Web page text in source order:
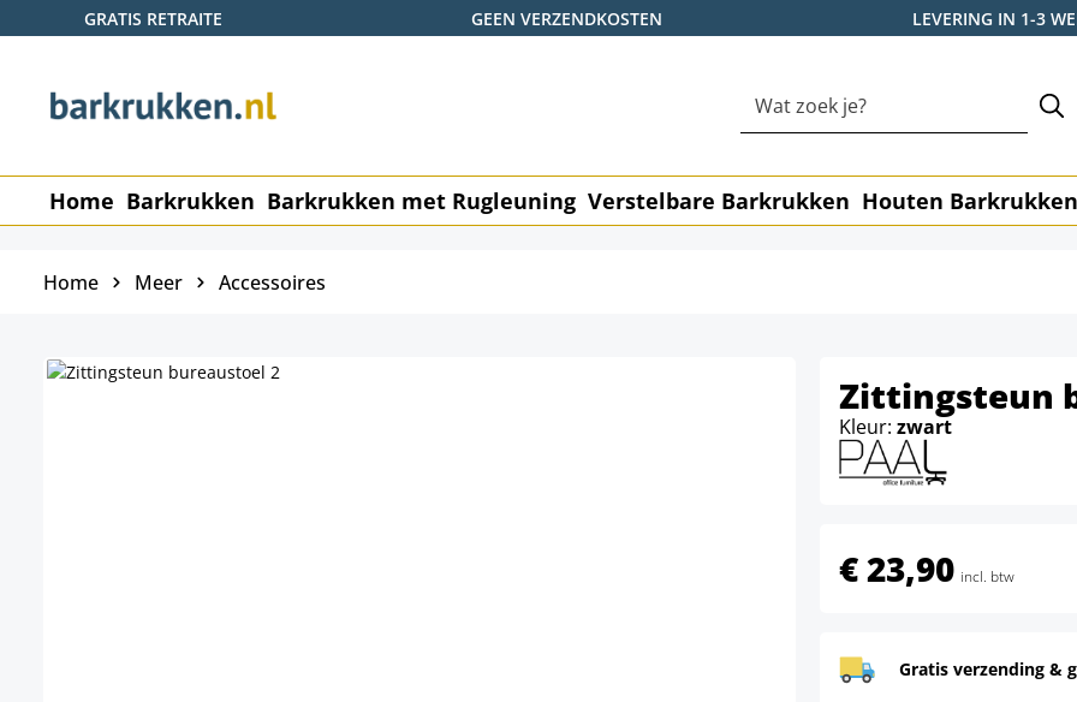
de hoofdinhoud
Ga naar de zoekopdracht
Ga naar de hoofdnavigatie
GRATIS RETRAITE GEEN VERZENDKOSTEN LEVERING IN 1-3
Home Barkrukken Barkrukken met Rugleuning Verstelbare Barkrukken Houten Barkrukken
Home Meer Accessoires
Zittingsteun
Kleur: zwart
€ 23,90 incl. btw
Gratis verzending &